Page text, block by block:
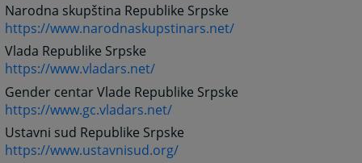
Narodna skupština Republike Srpske
https://www.narodnaskupstinars.net/
Vlada Republike Srpske
https://www.vladars.net/
Gender centar Vlade Republike Srpske
https://www.gc.vladars.net/
Ustavni sud Republike Srpske
https://www.ustavnisud.org/